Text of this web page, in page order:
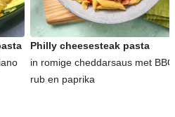
Philly cheesesteak pasta
in romige cheddarsaus met
rub en paprika